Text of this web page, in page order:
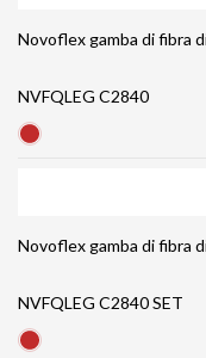
Novoflex gamba di fibra
NVFQLEG C2840
Novoflex gamba di fibra
NVFQLEG C2840 SET